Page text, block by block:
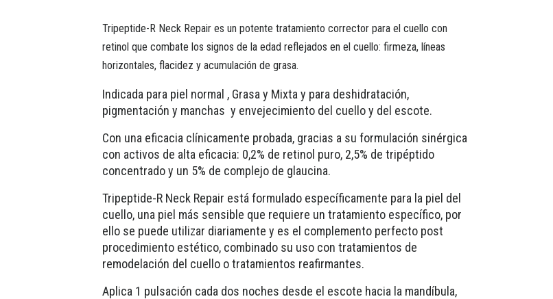
Tripeptide-R Neck Repair es un potente tratamiento corrector para el cuello con
retinol que combate los signos de la edad reflejados en el cuello: firmeza, líneas
horizontales, flacidez y acumulación de grasa.
Indicada para piel normal , Grasa y Mixta y para deshidratación,
pigmentación y manchas y envejecimiento del cuello y del escote.
Con una eficacia clínicamente probada, gracias a su formulación sinérgica
con activos de alta eficacia: 0,2% de retinol puro, 2,5% de tripéptido
concentrado y un 5% de complejo de glaucina.
Tripeptide-R Neck Repair está formulado específicamente para la piel del
cuello, una piel más sensible que requiere un tratamiento específico, por
ello se puede utilizar diariamente y es el complemento perfecto post
procedimiento estético, combinado su uso con tratamientos de
remodelación del cuello o tratamientos reafirmantes.
Aplica 1 pulsación cada dos noches desde el escote hacia la mandíbula,